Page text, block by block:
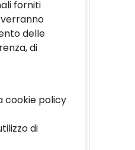
forniti
delle
di
cookie policy
di